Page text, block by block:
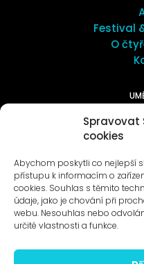
Spravovat
cookies
Abychom poskytli co nejlepší
přístupu k informacím o
cookies. Souhlas s těmito
údaje, jako je chování při
webu. Nesouhlas nebo
určité vlastnosti a funkce.
Festival
O
O